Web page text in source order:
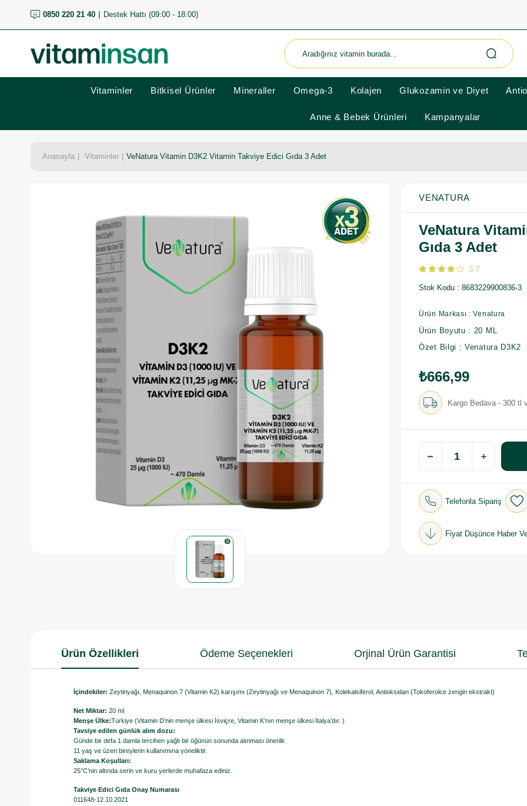
0850 220 21 40 Destek Hattı (09:00 - 18:00)
Vitaminler Bitkisel Ürünler Mineraller Omega-3 Kolajen Glukozamin ve Diyet
Anne & Bebek Ürünleri Kampanyalar
Anasayfa Vitaminler VeNatura Vitamin D3K2 Vitamin Takviye Edici Gıda 3 Adet
VENATURA
VeNatura
Gıda 3 Adet
3.7
Stok Kodu 8683229900836-3
Ürün Markası : Venatura
Ürün Boyutu : 20 ML
Özet Bilgi : Venatura D3K2
₺666,99
Kargo Bedava - 300 tl
Telefonla Sipariş
Fiyat Düşünce Haber
Ürün Özellikleri Ödeme Seçenekleri Orjinal Ürün Garantisi
İçindekiler: Zeytinyağı, Menaquinon 7 (Vitamin K2) karışımı (Zeytinyağı ve Menaquinon 7), Kolekalsiferol, Antioksidan (Tokoferolce zengin ekstrakt)
Net Miktar: 20 ml
Menşe Ülke:Türkiye (Vitamin D’nin menşe ülkesi İsviçre, Vitamin K’nın menşe ülkesi İtalya’dır. )
Tavsiye edilen günlük alım dozu:
Günde bir defa 1 damla tercihen yağlı bir öğünün sonunda alınması önerilir.
11 yaş ve üzeri bireylerin kullanımına yöneliktir.
Saklama Koşulları:
25°C’nin altında serin ve kuru yerlerde muhafaza ediniz.
Takviye Edici Gıda Onay Numarası
011648-12.10.2021